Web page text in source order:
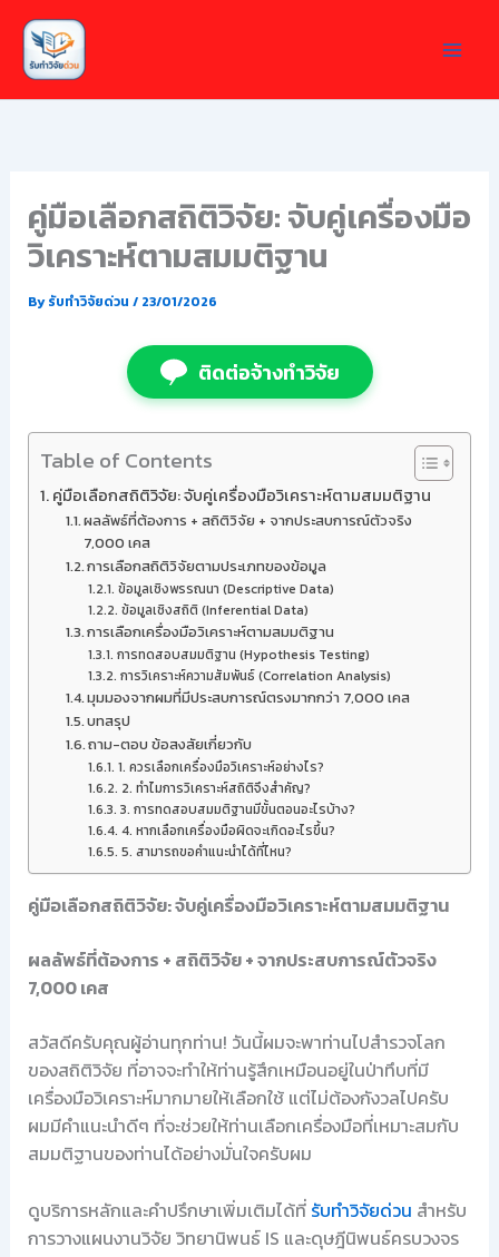
Skip
content
คู่มือเลือกสถิติวิจัย: จับคู่เครื่องมือ
วิเคราะห์ตามสมมติฐาน
Byรับทำวิจัยด่วน / 23/01/2026
ติดต่อจ้างทำวิจัย
Table of Contents
คู่มือเลือกสถิติวิจัย: จับคู่เครื่องมือวิเคราะห์ตามสมมติฐาน
ผลลัพธ์ที่ต้องการ + สถิติวิจัย + จากประสบการณ์ตัวจริง
7,000 เคส
การเลือกสถิติวิจัยตามประเภทของข้อมูล
ข้อมูลเชิงพรรณนา (Descriptive Data)
ข้อมูลเชิงสถิติ (Inferential Data)
การเลือกเครื่องมือวิเคราะห์ตามสมมติฐาน
การทดสอบสมมติฐาน (Hypothesis Testing)
การวิเคราะห์ความสัมพันธ์ (Correlation Analysis)
มุมมองจากผมที่มีประสบการณ์ตรงมากกว่า 7,000 เคส
บทสรุป
ถาม-ตอบ ข้อสงสัยเกี่ยวกับ
1. ควรเลือกเครื่องมือวิเคราะห์อย่างไร?
2. ทำไมการวิเคราะห์สถิติจึงสำคัญ?
3. การทดสอบสมมติฐานมีขั้นตอนอะไรบ้าง?
4. หากเลือกเครื่องมือผิดจะเกิดอะไรขึ้น?
5. สามารถขอคำแนะนำได้ที่ไหน?
คู่มือเลือกสถิติวิจัย: จับคู่เครื่องมือวิเคราะห์ตามสมมติฐาน
ผลลัพธ์ที่ต้องการ + สถิติวิจัย + จากประสบการณ์ตัวจริง
7,000 เคส
สวัสดีครับคุณผู้อ่านทุกท่าน! วันนี้ผมจะพาท่านไปสำรวจโลก
ของสถิติวิจัย ที่อาจจะทำให้ท่านรู้สึกเหมือนอยู่ในป่าทึบที่มี
เครื่องมือวิเคราะห์มากมายให้เลือกใช้ แต่ไม่ต้องกังวลไปครับ
ผมมีคำแนะนำดีๆ ที่จะช่วยให้ท่านเลือกเครื่องมือที่เหมาะสมกับ
สมมติฐานของท่านได้อย่างมั่นใจครับผม
ดูบริการหลักและคำปรึกษาเพิ่มเติมได้ที่ รับทำวิจัยด่วน สำหรับ
การวางแผนงานวิจัย วิทยานิพนธ์ IS และดุษฎีนิพนธ์ครบวงจร